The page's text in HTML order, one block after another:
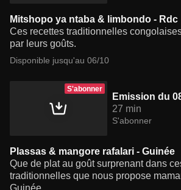
Mitshopo ya ntaba & limbondo - Rdc
Ces recettes traditionnelles
par leurs goûts.
Disponible jusqu'au 06/10
S'abonner
Emission du
27 min
S'abonner
Plassas & mangore rafalari - Guinée
Que de plat au goût surprenant dans
traditionnelles que nous propose